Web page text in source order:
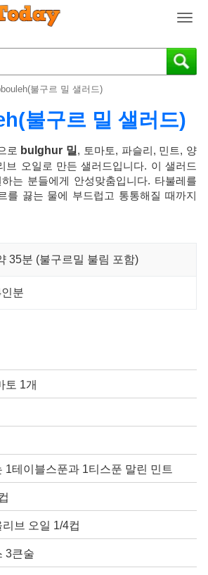
T
g
g
a
i
g
a
불구르 밀 샐러드)
불구르 밀 샐러드)
로 bulghur 밀 , 토마토, 파슬리, 민트, 양
브 오일로 만든 샐러드입니다. 이 샐러드
는 분들에게 안성맞춤입니다. 타불레를
를 끓는 물에 부드럽고 통통해질 때까지
35분 (불구르밀 불림 포함)
분
토 1개
1테이블스푼과 1티스푼 말린 민트
브 오일 1/4컵
3큰술